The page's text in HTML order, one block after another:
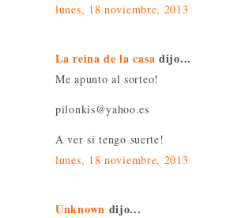
lunes, 18 noviembre, 2013
La reina de la casa dijo...
Me apunto al sorteo!
pilonkis@yahoo.es
A ver si tengo suerte!
lunes, 18 noviembre, 2013
Unknown dijo...